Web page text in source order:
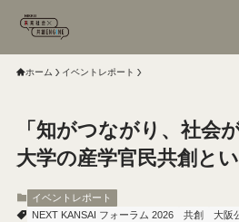
ホーム イベントレポート
「知がつながり、社会
大学の産学官民共創と
イベントレポート
NEXT KANSAI フォーラム 2026
共創 大阪